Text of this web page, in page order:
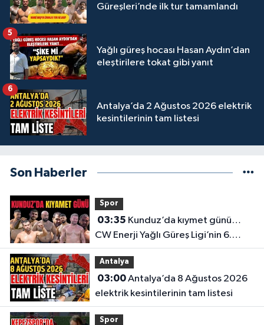
Güreşleri’nde ilk tur tamamlandı
Yağlı güreş hocası Hasan Aydın’dan
eleştirilere tokat gibi yanıt
5
Antalya’da 2 Ağustos 2026 elektrik
kesintilerinin tam listesi
6
Son Haberler
Spor
03:35
CW Enerji Yağlı Güreş Ligi’nin 6.
Etabı öncesi nefesler tutuldu
Antalya
03:00Antalya’da 8 Ağustos 2026
elektrik kesintilerinin tam listesi
Spor